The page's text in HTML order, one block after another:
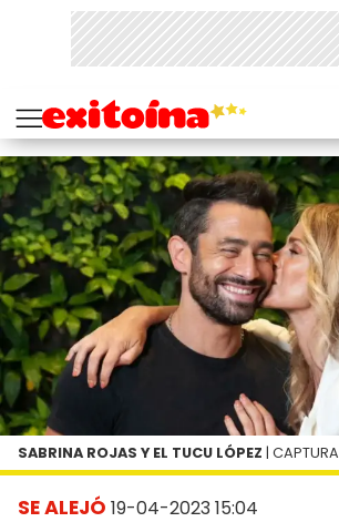
SE ALEJÓ 19-04-2023 15:04
SABRINA ROJAS Y EL TUCU LÓPEZ | CAPTURA